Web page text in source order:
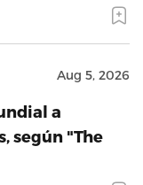
Aug 5, 2026
a
según "The